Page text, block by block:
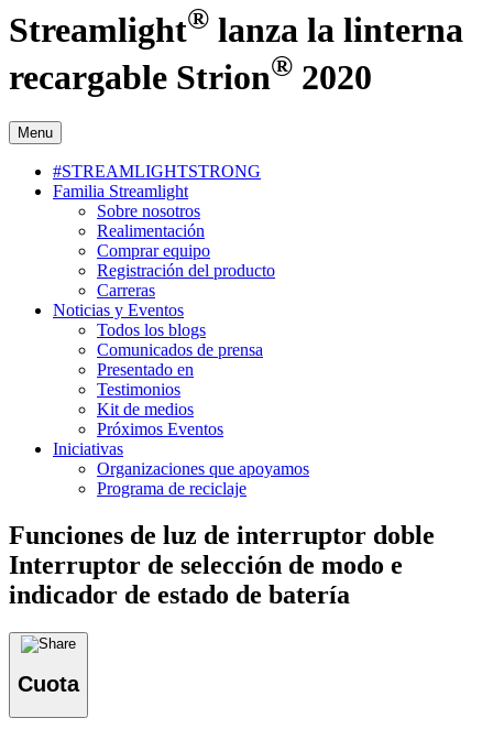
Streamlight® lanza la linterna
recargable Strion® 2020
Menu
#STREAMLIGHTSTRONG
Familia Streamlight
Sobre nosotros
Realimentación
Comprar equipo
Registración del producto
Carreras
Noticias y Eventos
Todos los blogs
Comunicados de prensa
Presentado en
Testimonios
Kit de medios
Próximos Eventos
Iniciativas
Organizaciones que apoyamos
Programa de reciclaje
Funciones de luz de interruptor doble
Interruptor de selección de modo e
indicador de estado de batería
Cuota